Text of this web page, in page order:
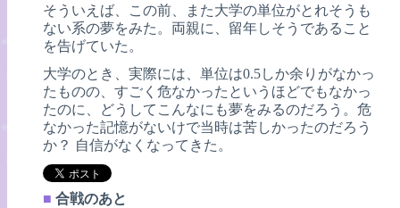
そういえば、この前、また大学の単位がとれそうも
ない系の夢をみた。両親に、留年しそうであること
を告げていた。
大学のとき、実際には、単位は0.5しか余りがなかっ
たものの、すごく危なかったというほどでもなかっ
たのに、どうしてこんなにも夢をみるのだろう。危
なかった記憶がないけで当時は苦しかったのだろう
か？ 自信がなくなってきた。
■ 合戦のあと